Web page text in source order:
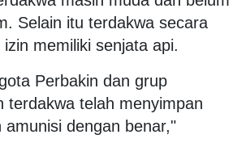
Selain itu terdakwa secara
memiliki senjata api.
Perbakin dan grup
terdakwa telah menyimpan
amunisi dengan benar,"